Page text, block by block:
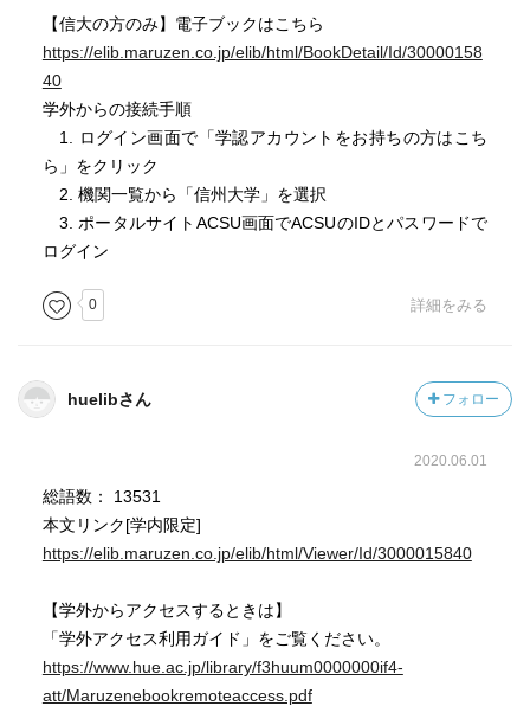
【信大の方のみ】電子ブックはこちら
https://elib.maruzen.co.jp/elib/html/BookDetail/Id/30000158
40
学外からの接続手順
1. ログイン画面で「学認アカウントをお持ちの方はこち
ら」をクリック
2. 機関一覧から「信州大学」を選択
3. ポータルサイトACSU画面でACSUのIDとパスワードで
ログイン
0 詳細をみる
huelibさん フォロー
2020.06.01
総語数： 13531
本文リンク[学内限定]
https://elib.maruzen.co.jp/elib/html/Viewer/Id/3000015840
【学外からアクセスするときは】
「学外アクセス利用ガイド」をご覧ください。
https://www.hue.ac.jp/library/f3huum0000000if4-
att/Maruzenebookremoteaccess.pdf